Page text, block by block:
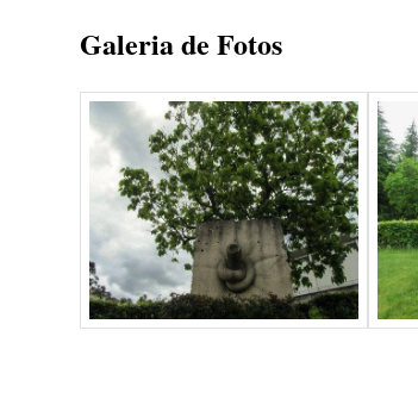
Galeria de Fotos